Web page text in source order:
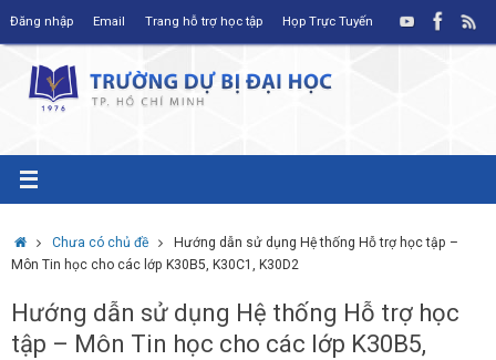
Đăng nhập Email Trang hỗ trợ học tập Họp Trực Tuyến
HomeChưa có chủ đề
Hướng dẫn sử dụng Hệ thống Hỗ trợ học tập –
Môn Tin học cho các lớp K30B5, K30C1, K30D2
Hướng dẫn sử dụng Hệ thống Hỗ trợ học
tập – Môn Tin học cho các lớp K30B5,